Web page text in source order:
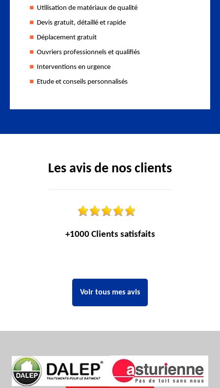
Utilisation de matériaux de qualité
Devis gratuit, détaillé et rapide
Déplacement gratuit
Ouvriers professionnels et qualifiés
Interventions en urgence
Etude et conseils personnalisés
Les avis de nos clients
+1000 Clients satisfaits
Voir tous mes avis